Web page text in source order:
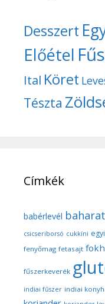
Desszert
Előétel
Ital Köret
Tészta
Címkék
babérlevél baharat
csicseriborsó cukkíni
fenyőmag fetasajt
fűszerkeverék
indiai fűszer indiai